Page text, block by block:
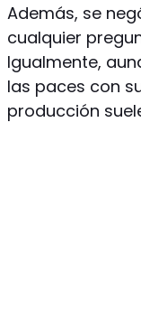
Además, se
cualquier
Igualmente,
las paces con
producción